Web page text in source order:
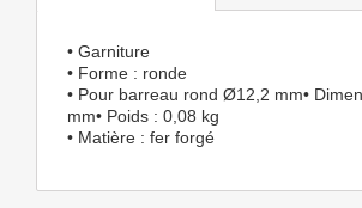
• Garniture
• Forme : ronde
• Pour barreau rond Ø12,2 mm•
mm• Poids : 0,08 kg
• Matière : fer forgé